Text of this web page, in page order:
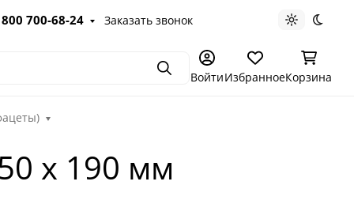
700-68-24 Заказать звонок Светлая
ПоискВойтиИзбранноеКорзина
х 190 мм